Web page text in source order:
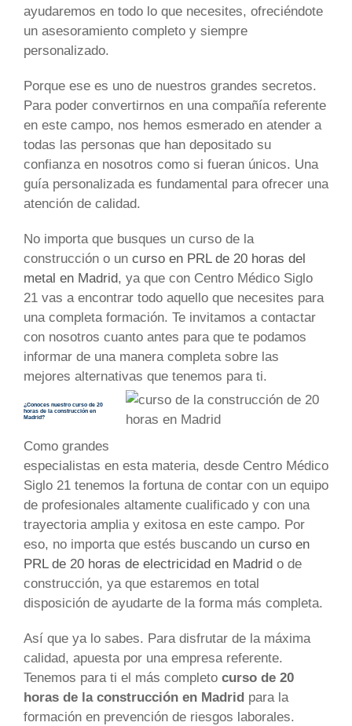
ayudaremos en todo lo que necesites, ofreciéndote
un asesoramiento completo y siempre
personalizado.
Porque ese es uno de nuestros grandes secretos.
Para poder convertirnos en una compañía referente
en este campo, nos hemos esmerado en atender a
todas las personas que han depositado su
confianza en nosotros como si fueran únicos. Una
guía personalizada es fundamental para ofrecer una
atención de calidad.
No importa que busques un curso de la
construcción o un curso en PRL de 20 horas del
metal en Madrid, ya que con Centro Médico Siglo
21 vas a encontrar todo aquello que necesites para
una completa formación. Te invitamos a contactar
con nosotros cuanto antes para que te podamos
informar de una manera completa sobre las
mejores alternativas que tenemos para ti.
¿Conoces nuestro curso de 20
horas de la construcción en
Madrid?
Como grandes
especialistas en esta materia, desde Centro Médico
Siglo 21 tenemos la fortuna de contar con un equipo
de profesionales altamente cualificado y con una
trayectoria amplia y exitosa en este campo. Por
eso, no importa que estés buscando un curso en
PRL de 20 horas de electricidad en Madrid o de
construcción, ya que estaremos en total
disposición de ayudarte de la forma más completa.
Así que ya lo sabes. Para disfrutar de la máxima
calidad, apuesta por una empresa referente.
Tenemos para ti el más completo curso de 20
horas de la construcción en Madrid para la
formación en prevención de riesgos laborales.